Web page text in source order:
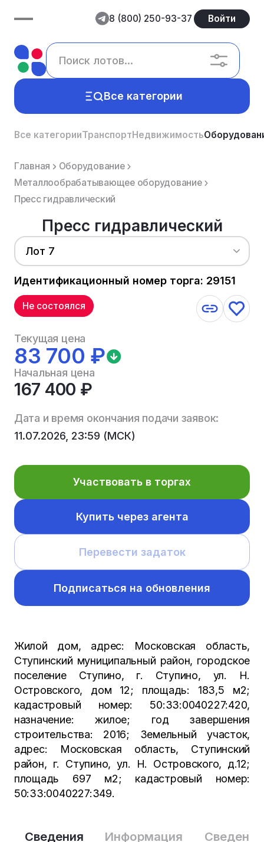
8 (800) 250-93-37 Войти
Все категории
Все категорииТранспортНедвижимость
Главная
Оборудование
Металлообрабатывающее оборудование
Пресс гидравлический
Пресс гидравлический
Лот 7
Идентификационный номер торга: 29151
Сведения
Информация
Сведения
Не состоялся
Текущая цена
83 700 ₽
Начальная цена
167 400 ₽
Дата и время окончания подачи заявок:
11.07.2026, 23:59 (МСК)
Участвовать в торгах
Купить через агента
Перевести задаток
Подписаться на обновления
Жилой дом, адрес: Московская область,
Ступинский муниципальный район, городское
поселение Ступино, г. Ступино, ул. Н.
Островского, дом 12; площадь: 183,5 м2;
кадастровый номер: 50:33:0040227:420,
назначение: жилое; год завершения
строительства: 2016; Земельный участок,
адрес: Московская область, Ступинский
район, г. Ступино, ул. Н. Островского, д.12;
площадь 697 м2; кадастровый номер:
50:33:0040227:349.